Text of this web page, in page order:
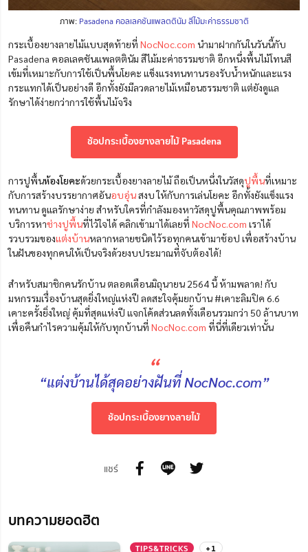
ภาพ: Pasadena คอลเลคชันแพลตตินัม สีไม้มะค่าธรรมชาติ
กระเบื้องยางลายไม้แบบสุดท้ายที่ NocNoc.com นำมาฝากกันในวันนี้กับ
Pasadena คอลเลคชันแพลตตินัม สีไม้มะค่าธรรมชาติ อีกหนึ่งพื้นไม้โทนสี
เข้มที่เหมาะกับการใช้เป็นพื้นโยคะ แข็งแรงทนทานรองรับน้ำหนักและแรง
กระแทกได้เป็นอย่างดี อีกทั้งยังมีลวดลายไม้เหมือนธรรมชาติ แต่ยังดูแล
รักษาได้ง่ายกว่าการใช้พื้นไม้จริง
ช้อปกระเบื้องยางลายไม้ Pasadena
การปูพื้นห้องโยคะด้วยกระเบื้องยางลายไม้ ถือเป็นหนึ่งในวัสดุปูพื้นที่เหมาะ
กับการสร้างบรรยากาศอันอบอุ่นสงบ ให้กับการเล่นโยคะ อีกทั้งยังแข็งแรง
ทนทาน ดูแลรักษาง่าย สำหรับใครที่กำลังมองหาวัสดุปูพื้นคุณภาพพร้อม
บริการหาช่างปูพื้นที่ไว้ใจได้ คลิกเข้ามาได้เลยที่ NocNoc.com เราได้
รวบรวมของแต่งบ้านหลากหลายชนิดไว้รอทุกคนเข้ามาช้อป เพื่อสร้างบ้าน
ในฝันของทุกคนให้เป็นจริงด้วยงบประมาณที่จับต้องได้!
สำหรับสมาชิกคนรักบ้าน ตลอดเดือนมิถุนายน 2564 นี้ ห้ามพลาด! กับ
มหกรรมเรื่องบ้านสุดยิ่งใหญ่แห่งปี ลดสะใจคุ้มยกบ้าน #เคาะลิมปิค 6.6
เคาะครั้งยิ่งใหญ่ คุ้มที่สุดแห่งปี แจกโค้ดส่วนลดทั้งเดือนรวมกว่า 50 ล้านบาท
เพื่อคืนกำไรความคุ้มให้กับทุกบ้านที่ NocNoc.com ที่นี่ที่เดียวเท่านั้น
“
“แต่งบ้านได้สุดอย่างฝันที่ NocNoc.com”
ช้อปกระเบื้องยางลายไม้
แชร์
บทความยอดฮิต
TIPS&TRICKS +1